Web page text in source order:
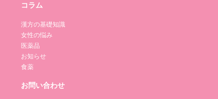
コラム
漢方の基礎知識
女性の悩み
医薬品
お知らせ
食薬
お問い合わせ